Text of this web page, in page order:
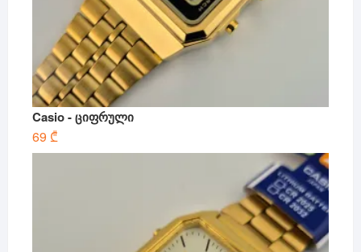
Casio - ციფრული
69 ₾